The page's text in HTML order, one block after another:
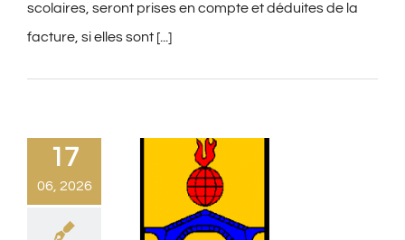
scolaires, seront prises en compte et déduites de la
facture, si elles sont [...]
17
06, 2026